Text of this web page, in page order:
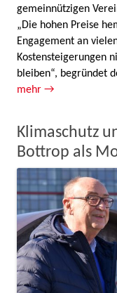
gemeinnützigen
„Die hohen Preise
Engagement an
Kostensteigerungen
bleiben“, begründet
mehr →
Klimaschutz
Bottrop als